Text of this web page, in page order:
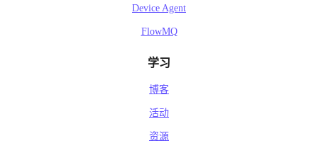
Device Agent
FlowMQ
学习
博客
活动
资源